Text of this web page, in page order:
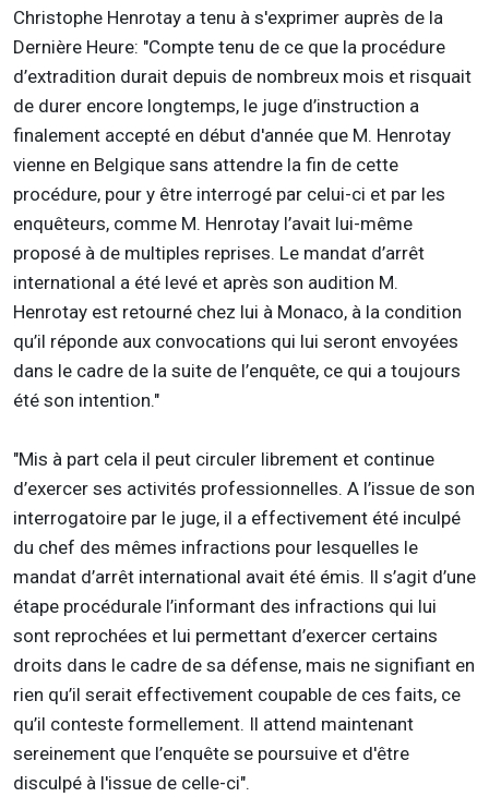
Christophe Henrotay a tenu à s'exprimer auprès de la
Dernière Heure: "Compte tenu de ce que la procédure
d’extradition durait depuis de nombreux mois et risquait
de durer encore longtemps, le juge d’instruction a
finalement accepté en début d'année que M. Henrotay
vienne en Belgique sans attendre la fin de cette
procédure, pour y être interrogé par celui-ci et par les
enquêteurs, comme M. Henrotay l’avait lui-même
proposé à de multiples reprises. Le mandat d’arrêt
international a été levé et après son audition M.
Henrotay est retourné chez lui à Monaco, à la condition
qu’il réponde aux convocations qui lui seront envoyées
dans le cadre de la suite de l’enquête, ce qui a toujours
été son intention."
"Mis à part cela il peut circuler librement et continue
d’exercer ses activités professionnelles. A l’issue de son
interrogatoire par le juge, il a effectivement été inculpé
du chef des mêmes infractions pour lesquelles le
mandat d’arrêt international avait été émis. Il s’agit d’une
étape procédurale l’informant des infractions qui lui
sont reprochées et lui permettant d’exercer certains
droits dans le cadre de sa défense, mais ne signifiant en
rien qu’il serait effectivement coupable de ces faits, ce
qu’il conteste formellement. Il attend maintenant
sereinement que l’enquête se poursuive et d'être
disculpé à l'issue de celle-ci".